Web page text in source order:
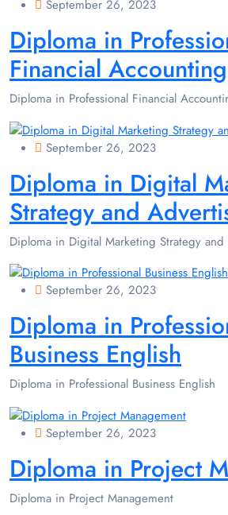
September 26, 2023
Diploma in
Financial Accounting
Diploma in Professional Financial
September 26, 2023
Diploma in Digital
Strategy and
Diploma in Digital Marketing Strategy
September 26, 2023
Diploma in
Business English
Diploma in Professional Business English
September 26, 2023
Diploma in Project
Diploma in Project Management